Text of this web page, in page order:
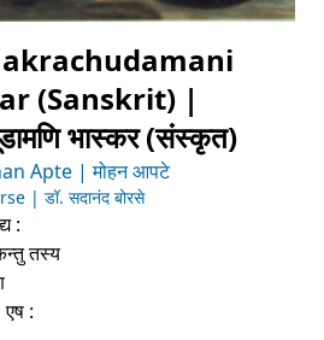
(Sanskrit) |
भास्कर (संस्कृत)
Apte | मोहन आपटे
| डॉ. सदानंद बोरसे
:
तस्य
एष :